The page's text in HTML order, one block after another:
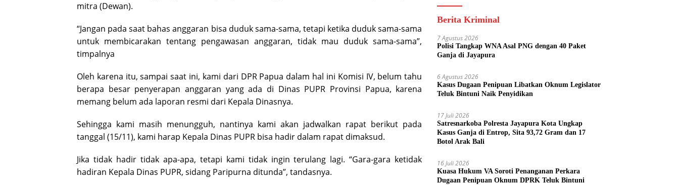
mitra (Dewan).
“Jangan pada saat bahas anggaran bisa duduk sama-sama, tetapi ketika duduk sama-sama
untuk membicarakan tentang pengawasan anggaran, tidak mau duduk sama-sama”,
timpalnya
Oleh karena itu, sampai saat ini, kami dari DPR Papua dalam hal ini Komisi IV, belum tahu
berapa besar penyerapan anggaran yang ada di Dinas PUPR Provinsi Papua, karena
memang belum ada laporan resmi dari Kepala Dinasnya.
Sehingga kami masih menungguh, nantinya kami akan jadwalkan rapat berikut pada
tanggal (15/11), kami harap Kepala Dinas PUPR bisa hadir dalam rapat dimaksud.
Jika tidak hadir tidak apa-apa, tetapi kami tidak ingin terulang lagi. “Gara-gara ketidak
hadiran Kepala Dinas PUPR, sidang Paripurna ditunda”, tandasnya.
Berita Kriminal
7 Agustus 2026
Polisi Tangkap WNA Asal PNG dengan 40 Paket
Ganja di Jayapura
6 Agustus 2026
Kasus Dugaan Penipuan Libatkan Oknum Legislator
Teluk Bintuni Naik Penyidikan
17 Juli 2026
Satresnarkoba Polresta Jayapura Kota Ungkap
Kasus Ganja di Entrop, Sita 93,72 Gram dan 17
Botol Arak Bali
16 Juli 2026
Kuasa Hukum VA Soroti Penanganan Perkara
Dugaan Penipuan Oknum DPRK Teluk Bintuni